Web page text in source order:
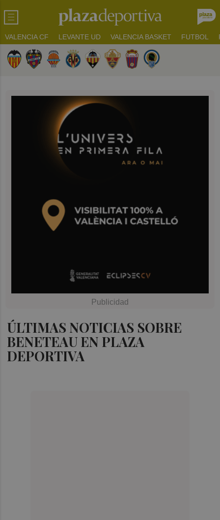
VALENCIA CF LEVANTE UD VALENCIA BASKET FUTBOL
ÚLTIMAS NOTICIAS SOBRE
BENETEAU EN PLAZA
DEPORTIVA